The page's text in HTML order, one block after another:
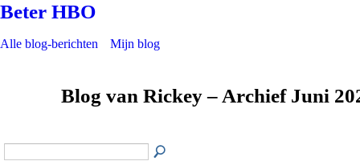
Beter HBO
Alle blog-berichten Mijn blog
Blog van Rickey – Archief Juni